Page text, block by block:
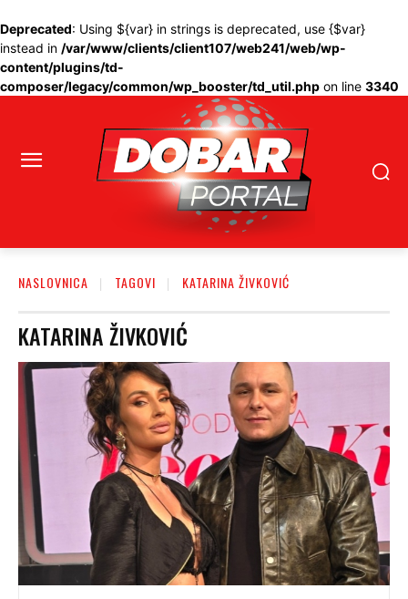
Deprecated: Using ${var} in strings is deprecated, use {$var}
instead in /var/www/clients/client107/web241/web/wp-
content/plugins/td-
composer/legacy/common/wp_booster/td_util.php on line 3340
NASLOVNICA TAGOVI KATARINA ŽIVKOVIĆ
KATARINA ŽIVKOVIĆ